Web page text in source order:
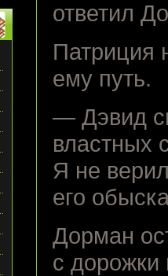
ответил
Патриция
ему путь.
— Дэвид
властных
Я не
его
Дорман
с дорожки